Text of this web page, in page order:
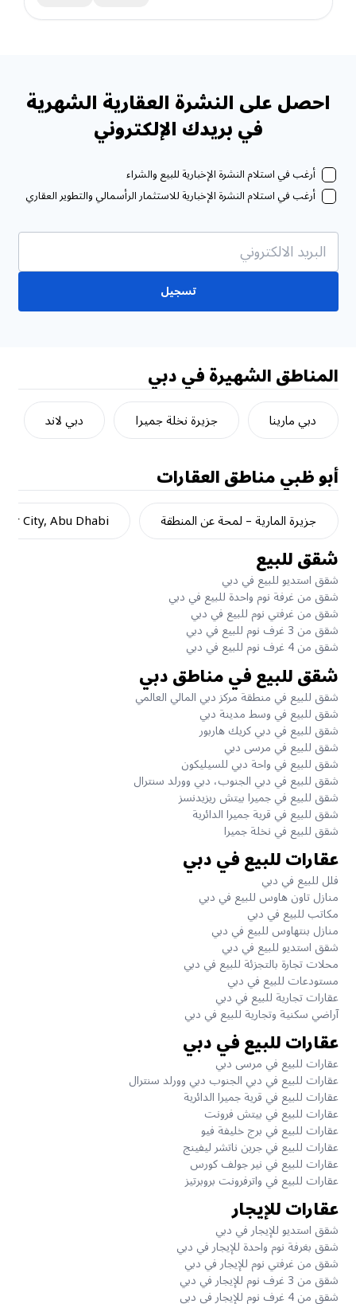
احصل على النشرة العقارية الشهرية
في بريدك الإلكتروني
أرغب في استلام النشرة الإخبارية للبيع والشراء
أرغب في استلام النشرة الإخبارية للاستثمار الرأسمالي والتطوير العقاري
تسجيل
المناطق الشهيرة في دبي
دبي مارينا جزيرة نخلة جميرا دبي لاند
أبو ظبيمناطق العقارات
جزيرة المارية – لمحة عن المنطقة City, Abu Dhabi
شقق للبيع
شقق استديو للبيع في دبي
شقق من غرفة نوم واحدة للبيع في دبي
شقق من غرفتي نوم للبيع في دبي
شقق من 3 غرف نوم للبيع في دبي
شقق من 4 غرف نوم للبيع في دبي
شقق للبيع في مناطق دبي
شقق للبيع في منطقة مركز دبي المالي العالمي
شقق للبيع في وسط مدينة دبي
شقق للبيع في دبي كريك هاربور
شقق للبيع في مرسى دبي
شقق للبيع في واحة دبي للسيليكون
شقق للبيع في دبي الجنوب، دبي وورلد سنترال
شقق للبيع في جميرا بيتش ريزيدنسز
شقق للبيع في قرية جميرا الدائرية
شقق للبيع في نخلة جميرا
عقارات للبيع في دبي
فلل للبيع في دبي
منازل تاون هاوس للبيع في دبي
مكاتب للبيع في دبي
منازل بنتهاوس للبيع في دبي
شقق استديو للبيع في دبي
محلات تجارة بالتجزئة للبيع في دبي
مستودعات للبيع في دبي
عقارات تجارية للبيع في دبي
آراضي سكنية وتجارية للبيع في دبي
عقارات للبيع في دبي
عقارات للبيع في مرسى دبي
عقارات للبيع في دبي الجنوب دبي وورلد سنترال
عقارات للبيع في قرية جميرا الدائرية
عقارات للبيع في بيتش فرونت
عقارات للبيع في برج خليفة فيو
عقارات للبيع في جرين ناتشر ليفينج
عقارات للبيع في نير جولف كورس
عقارات للبيع في واترفرونت بروبرتيز
عقارات للإيجار
شقق استديو للإيجار في دبي
شقق بغرفة نوم واحدة للإيجار في دبي
شقق من غرفتي نوم للإيجار في دبي
شقق من 3 غرف نوم للإيجار في دبي
شقق من 4 غرف نوم للإيجار في دبي